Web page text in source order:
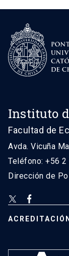
Instituto
Facultad de
Avda. Vicuña
Teléfono: +56 2
Dirección de
ACREDITACIÓN